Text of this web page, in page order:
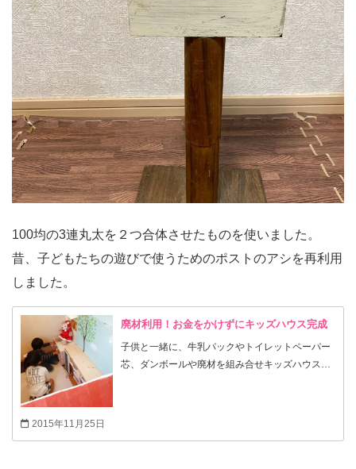
100均の3連丸太を２つ合体させたものを使いました。
昔、子どもたちの遊びで使うためのポストのアシを再利用
しました。
廃材利用！お金をかけずにキッズハウス完成
子供と一緒に、牛乳パックやトイレットペーパー
芯、ダンボールや廃材を組み合せキッズハウスを
2015年11月25日